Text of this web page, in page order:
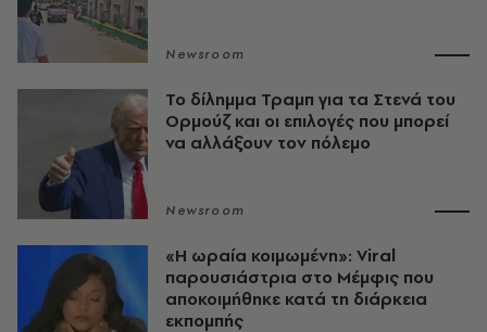
Newsroom
Το δίλημμα Τραμπ για τα Στενά του
Ορμούζ και οι επιλογές που μπορεί
να αλλάξουν τον πόλεμο
Newsroom
«H ωραία κοιμωμένη»: Viral
παρουσιάστρια στο Μέμφις που
αποκοιμήθηκε κατά τη διάρκεια
εκπομπής